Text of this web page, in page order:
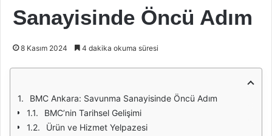
Sanayisinde Öncü Adım
8 Kasım 2024 4 dakika okuma süresi
BMC Ankara: Savunma Sanayisinde Öncü Adım
BMC’nin Tarihsel Gelişimi
Ürün ve Hizmet Yelpazesi